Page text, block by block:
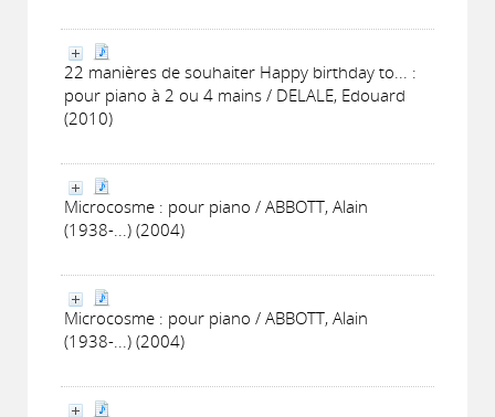
22 manières de souhaiter Happy birthday to... :
pour piano à 2 ou 4 mains / DELALE, Edouard
(2010)
Microcosme : pour piano / ABBOTT, Alain
(1938-...) (2004)
Microcosme : pour piano / ABBOTT, Alain
(1938-...) (2004)